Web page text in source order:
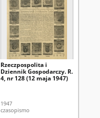
Rzeczpospolita i
Dziennik Gospodarczy. R.
4, nr 128 (12 maja 1947)
1947
czasopismo